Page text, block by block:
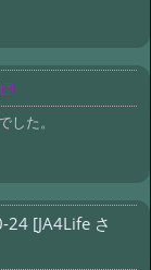
た。
[JA4Life さ